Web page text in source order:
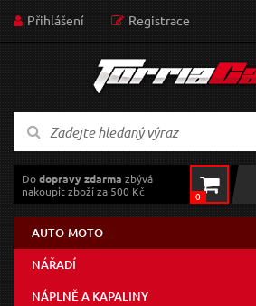
Přihlášení Registrace
Dodopravy zdarma zbývá
nakoupit zboží za 500 Kč
0
AUTO-MOTO
NÁŘADÍ
NÁPLNĚ A KAPALINY